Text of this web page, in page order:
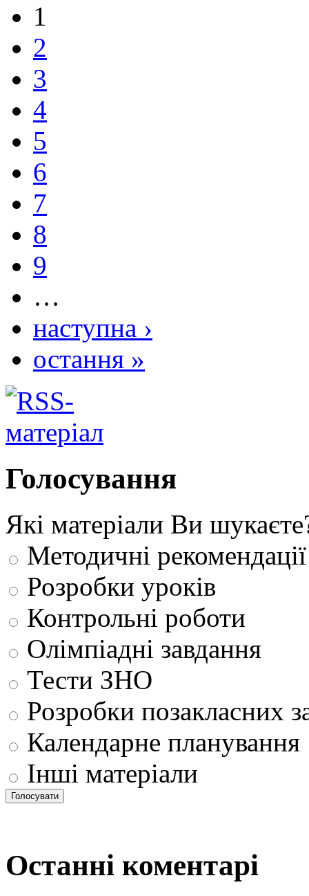
1
2
3
4
5
6
7
8
9
…
наступна ›
остання »
Голосування
Які матеріали Ви
Методичні рекомендації
Розробки уроків
Контрольні роботи
Олімпіадні завдання
Тести ЗНО
Розробки позакласних
Календарне планування
Інші матеріали
Останні коментарі